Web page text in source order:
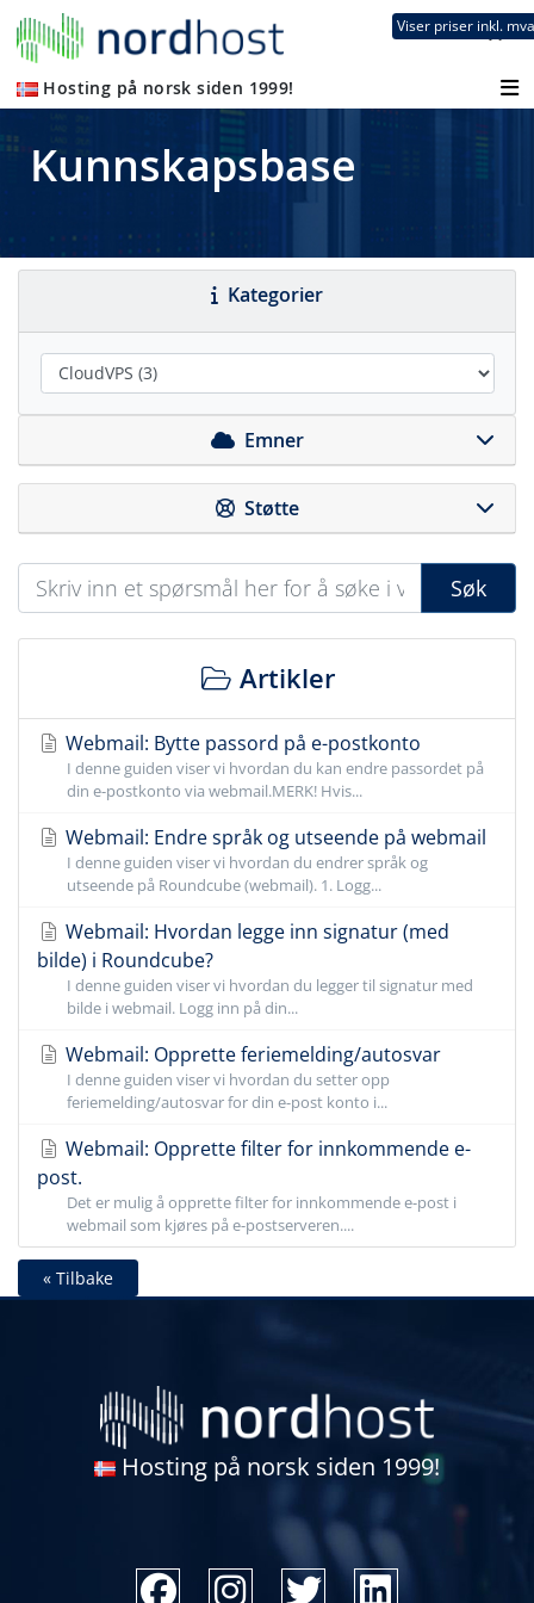
Hosting på norsk siden 1999!
0
Viser priser inkl. mva
Kunnskapsbase
Kategorier
Emner
Støtte
Søk
Artikler
Webmail: Bytte passord på e-postkonto
I denne guiden viser vi hvordan du kan endre passordet på
din e-postkonto via webmail.MERK! Hvis...
Webmail: Endre språk og utseende på webmail
I denne guiden viser vi hvordan du endrer språk og
utseende på Roundcube (webmail). 1. Logg...
Webmail: Hvordan legge inn signatur (med
bilde) i Roundcube?
I denne guiden viser vi hvordan du legger til signatur med
bilde i webmail. Logg inn på din...
Webmail: Opprette feriemelding/autosvar
I denne guiden viser vi hvordan du setter opp
feriemelding/autosvar for din e-post konto i...
Webmail: Opprette filter for innkommende e-
post.
Det er mulig å opprette filter for innkommende e-post i
webmail som kjøres på e-postserveren....
« Tilbake
Hosting på norsk siden 1999!